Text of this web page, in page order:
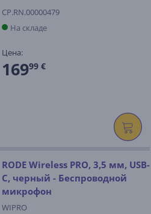
CP.RN.00000479
На складе
Цена:
16999 €
RODE Wireless PRO, 3,5 мм, USB-
C, черный - Беспроводной
микрофон
WIPRO